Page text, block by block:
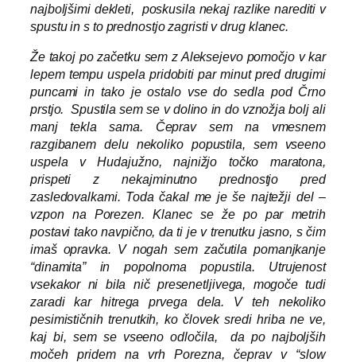
najboljšimi dekleti, poskusila nekaj razlike narediti v
spustu in s to prednostjo zagristi v drug klanec.
Že takoj po začetku sem z Aleksejevo pomočjo v kar
lepem tempu uspela pridobiti par minut pred drugimi
puncami in tako je ostalo vse do sedla pod Črno
prstjo. Spustila sem se v dolino in do vznožja bolj ali
manj tekla sama. Čeprav sem na vmesnem
razgibanem delu nekoliko popustila, sem vseeno
uspela v Hudajužno, najnižjo točko maratona,
prispeti z nekajminutno prednostjo pred
zasledovalkami. Toda čakal me je še najtežji del –
vzpon na Porezen. Klanec se že po par metrih
postavi tako navpično, da ti je v trenutku jasno, s čim
imaš opravka. V nogah sem začutila pomanjkanje
“dinamita” in popolnoma popustila. Utrujenost
vsekakor ni bila nič presenetljivega, mogoče tudi
zaradi kar hitrega prvega dela. V teh nekoliko
pesimističnih trenutkih, ko človek sredi hriba ne ve,
kaj bi, sem se vseeno odločila, da po najboljših
močeh pridem na vrh Porezna, čeprav v “slow